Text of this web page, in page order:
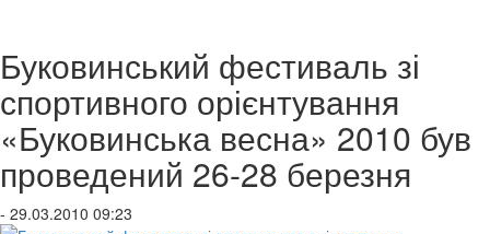
Буковинський фестиваль зі
спортивного орієнтування
«Буковинська весна» 2010 був
проведений 26-28 березня
- 29.03.2010 09:23